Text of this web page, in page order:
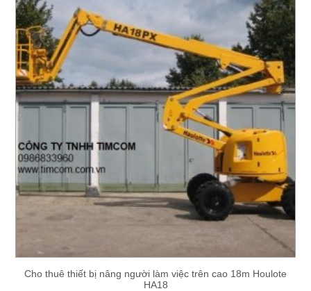
Cho thuê thiết bị nâng người làm việc trên cao 18m Houlote
HA18